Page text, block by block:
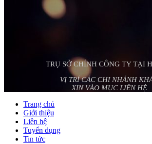
TRỤ SỞ CHÍNH CÔNG TY TẠI
VỊ TRÍ CÁC CHI NHÁNH
XIN VÀO MỤC LIÊN HỆ
Trang chủ
Giới thiệu
Liên hệ
Tuyển dụng
Tin tức